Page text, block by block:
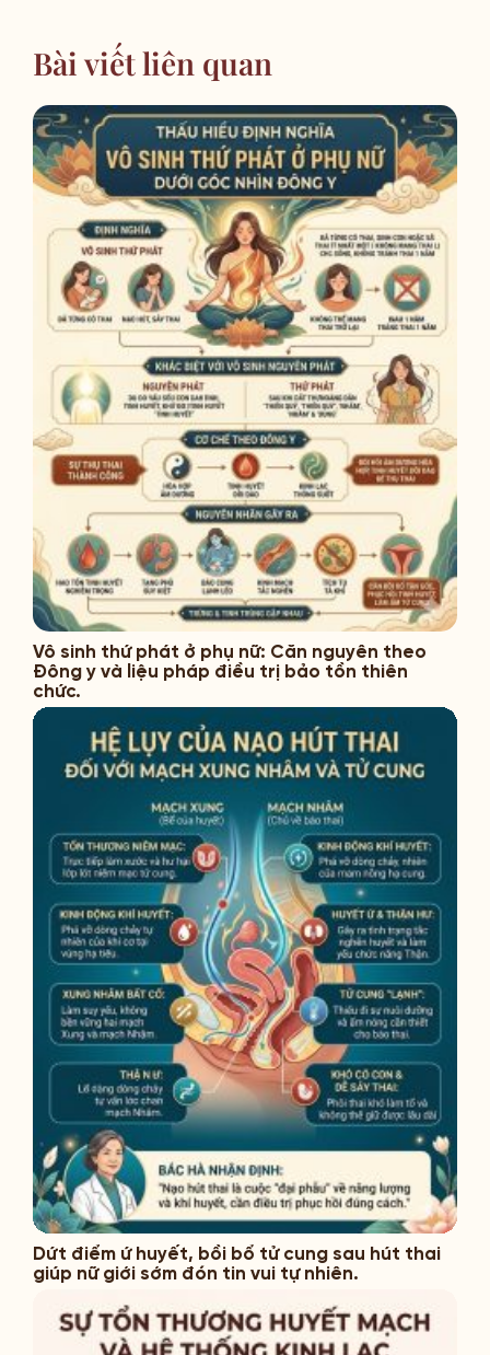
Bài viết liên quan
Vô sinh thứ phát ở phụ nữ: Căn nguyên theo
Đông y và liệu pháp điều trị bảo tồn thiên
chức.
Dứt điểm ứ huyết, bồi bổ tử cung sau hút thai
giúp nữ giới sớm đón tin vui tự nhiên.